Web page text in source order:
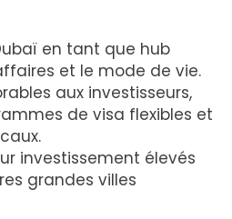
en tant que hub
et le mode de vie.
aux investisseurs,
de visa flexibles et
investissement élevés
grandes villes